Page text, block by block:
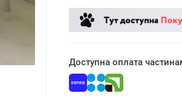
Доступна оплата